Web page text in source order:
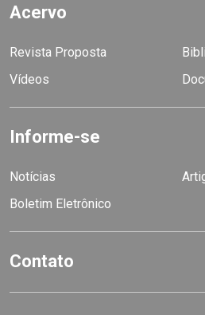
Acervo
Revista Proposta
Vídeos
Informe-se
Notícias
Boletim Eletrônico
Contato